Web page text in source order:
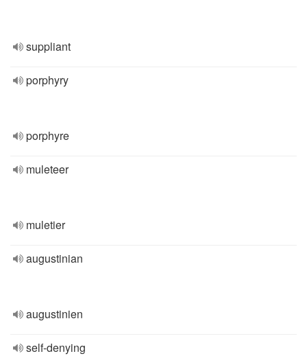
suppliant
porphyry
porphyre
muleteer
muletier
augustinian
augustinien
self-denying